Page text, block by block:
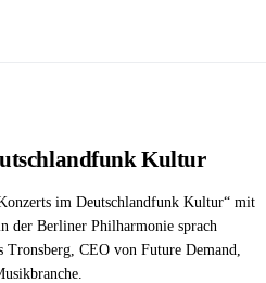
Kultur
im Deutschlandfunk Kultur“ mit
der Berliner Philharmonie sprach
CEO von Future Demand,